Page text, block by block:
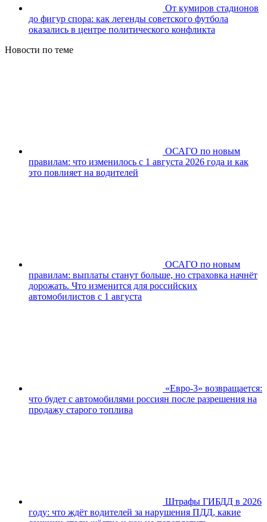
От кумиров стадионов
до фигур спора: как легенды советского футбола
оказались в центре политического конфликта
Новости по теме
ОСАГО по новым
правилам: что изменилось с 1 августа 2026 года и как
это повлияет на водителей
ОСАГО по новым
правилам: выплаты станут больше, но страховка начнёт
дорожать. Что изменится для российских
автомобилистов с 1 августа
«Евро-3» возвращается:
что будет с автомобилями россиян после разрешения на
продажу старого топлива
Штрафы ГИБДД в 2026
году: что ждёт водителей за нарушения ПДД, какие